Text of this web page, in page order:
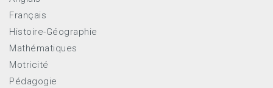
Français
Histoire-Géographie
Mathématiques
Motricité
Pédagogie